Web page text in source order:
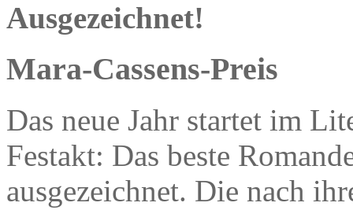
Ausgezeichnet!
Mara-Cassens-Preis
Das neue Jahr startet im
Festakt: Das beste
ausgezeichnet. Die nach